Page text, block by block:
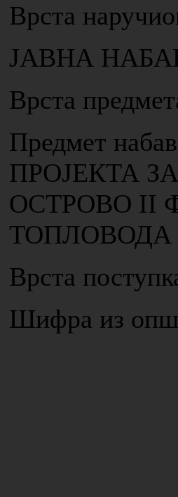
Врста
ЈАВНА
Врста
Предмет
ПРОЈЕКТА
ОСТРОВО II
ТОПЛОВОДА
Врста
Шифра из